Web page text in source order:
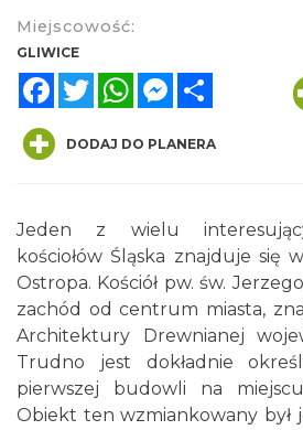
Miejscowość:
GLIWICE
FacebookTwitterWhatsAppMessenger
DODAJ DO PLANERA
Jeden z wielu
kościołów Śląska znajduje się
Ostropa. Kościół pw. św.
zachód od centrum miasta,
Architektury Drewnianej
Trudno jest dokładnie
pierwszej budowli na
Obiekt ten wzmiankowany był